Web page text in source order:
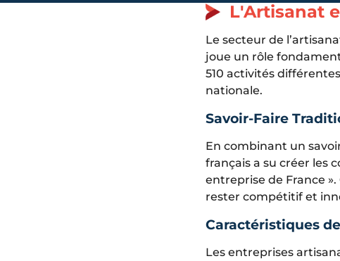
L'Artisanat
Le secteur de
joue un rôle
510 activités
nationale.
Savoir-Faire
En combinant un
français a su créer les
entreprise de France
rester compétitif et
Caractéristiques
Les entreprises